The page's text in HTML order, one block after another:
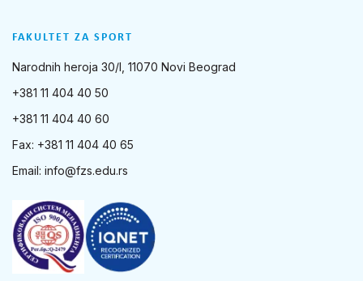
FAKULTET ZA SPORT
Narodnih heroja 30/I, 11070 Novi Beograd
+381 11 404 40 50
+381 11 404 40 60
Fax: +381 11 404 40 65
Email: info@fzs.edu.rs